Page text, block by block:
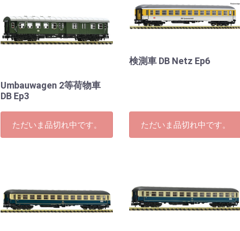
Umbauwagen 2等荷物車
DB Ep3
ただいま品切れ中です。
検測車 DB Netz Ep6
ただいま品切れ中です。